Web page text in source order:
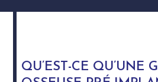
QU’EST-CE QU’UNE